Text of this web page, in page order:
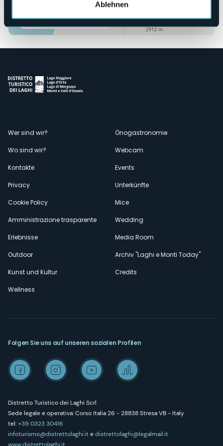
Ablehnen
Öffnen Sie die Karte
Menù
secondario
Wer sind wir?
Wo sind wir?
Kontakte
Privacy
Cookie Policy
Amministrazione trasparente
Erlebnisse
Outdoor
Kunst und Kultur
Wellness
Önogastronomie
Webcam
Events
Unterkünfte
Mice
Wedding
Media Room
Archiv "Laghi e Monti Today"
Credits
Distretto Turistico dei Laghi Scrl
Sede legale e operativa: Corso Italia 26 - 28838 Stresa VB - Italy
tel:+39 0323 30416
infoturismo@distrettolaghi.itedistrettolaghi@legalmail.it
Folgen Sie uns auf unseren sozialen Profilen